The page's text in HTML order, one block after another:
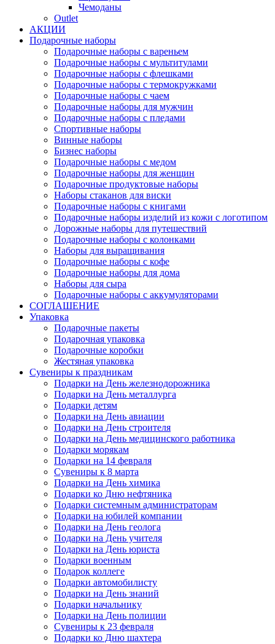
Чемоданы
Outlet
АКЦИИ
Подарочные наборы
Подарочные наборы с вареньем
Подарочные наборы с мультитулами
Подарочные наборы с флешками
Подарочные наборы с термокружками
Подарочные наборы с чаем
Подарочные наборы для мужчин
Подарочные наборы с пледами
Спортивные наборы
Винные наборы
Бизнес наборы
Подарочные наборы с медом
Подарочные наборы для женщин
Подарочные продуктовые наборы
Наборы стаканов для виски
Подарочные наборы с книгами
Подарочные наборы изделий из кожи с логотипом
Дорожные наборы для путешествий
Подарочные наборы с колонками
Наборы для выращивания
Подарочные наборы с кофе
Подарочные наборы для дома
Наборы для сыра
Подарочные наборы с аккумуляторами
СОГЛАШЕНИЕ
Упаковка
Подарочные пакеты
Подарочная упаковка
Подарочные коробки
Жестяная упаковка
Сувениры к праздникам
Подарки на День железнодорожника
Подарки на День металлурга
Подарки детям
Подарки на День авиации
Подарки на День строителя
Подарки на День медицинского работника
Подарки морякам
Подарки на 14 февраля
Сувениры к 8 марта
Подарки на День химика
Подарки ко Дню нефтяника
Подарки системным администраторам
Подарки на юбилей компании
Подарки на День геолога
Подарки на День учителя
Подарки на День юриста
Подарки военным
Подарок коллеге
Подарки автомобилисту
Подарки на День знаний
Подарки начальнику
Подарки на День полиции
Сувениры к 23 февраля
Подарки ко Дню шахтера